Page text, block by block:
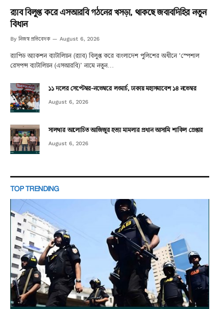
র‌্যাব বিলুপ্ত করে এসআরবি গঠনের খসড়া, থাকছে জবাবদিহির নতুন
বিধান
By নিজস্ব প্রতিবেদক August 6, 2026
র‌্যাপিড অ্যাকশন ব্যাটালিয়ন (র‌্যাব) বিলুপ্ত করে বাংলাদেশ পুলিশের অধীনে ‘স্পেশাল
রেসপন্স ব্যাটালিয়ন (এসআরবি)’ নামে নতুন…
১১ দলের সেপ্টেম্বর-নভেম্বরে লংমার্চ, ঢাকায় মহাসমাবেশ ১৪ নভেম্বর
August 6, 2026
সালথার আলোচিত আজিজুর হত্যা মামলার প্রধান আসামি শাকিল গ্রেপ্তার
August 6, 2026
TOP TRENDING